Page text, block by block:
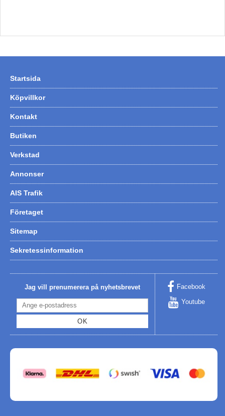
Calix - Packline - Takboxar
Thule - Takboxar
Thule - Lasthållare
LAGERRENSING
Startsida
Köpvillkor
Kontakt
Butiken
Verkstad
Annonser
AIS Trafik
Företaget
Sitemap
Sekretessinformation
Jag vill prenumerera på nyhetsbrevet
OK
Facebook
Youtube